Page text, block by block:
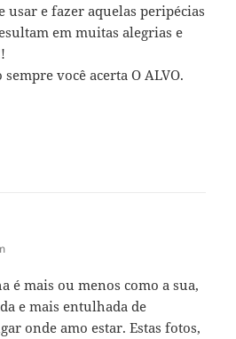
usar e fazer aquelas peripécias
em muitas alegrias e
você acerta O ALVO.
é mais ou menos como a sua,
e mais entulhada de
onde amo estar. Estas fotos,